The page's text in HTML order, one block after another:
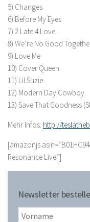
5) Changes
6) Before My Eyes
7) 2 Late 4 Love
8) We’re No Good
9) Love Me
10) Cover Queen
11) Lil Suzie
12) Modern Day Cowboy
13) Save That Goodness
Mehr Infos: http://
[amazonjs
Resonance Live“]
Newsletter